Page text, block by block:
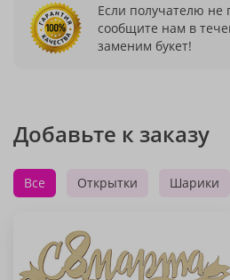
Если получателю не
сообщите нам в
заменим букет!
Добавьте к заказу
Все Открытки Шарики